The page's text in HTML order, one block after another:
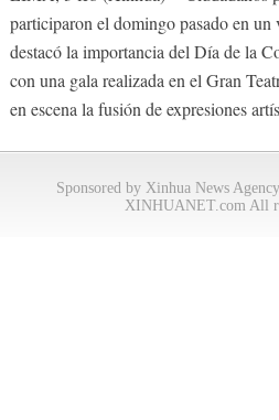
participaron el domingo pasado en
destacó la importancia del Día de la
con una gala realizada en el Gran
en escena la fusión de expresiones
Sponsored by Xinhua News
XINHUANET.com All